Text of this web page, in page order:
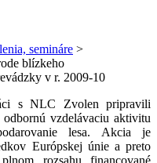
semináre >
blízkeho
v r. 2009-10
NLC Zvolen pripravili
vzdelávaciu aktivitu
lesa. Akcia je
Európskej únie a preto
rozsahu financované